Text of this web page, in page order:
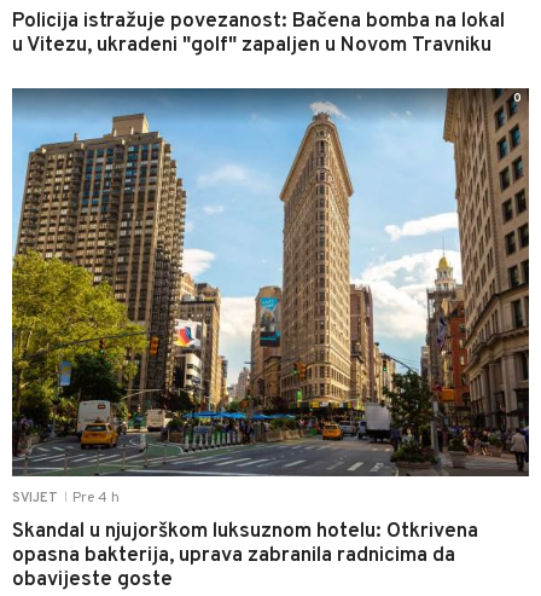
Policija istražuje povezanost: Bačena bomba na lokal
u Vitezu, ukradeni "golf" zapaljen u Novom Travniku
SVIJET Pre 4 h
Skandal u njujorškom luksuznom hotelu: Otkrivena
opasna bakterija, uprava zabranila radnicima da
obavijeste goste
0